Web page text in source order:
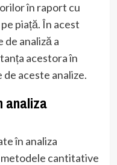
în raport cu
piață. În acest
analiză a
acestora în
aceste analize.
analiza
în analiza
cantitative